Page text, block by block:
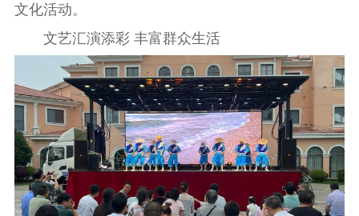
哲学社科
社科强省 工作通知
成果集萃
江苏文脉
资料下载
新闻宣传
主题宣传 对外宣传
新闻发布
记者之家
品牌栏目
文化活动。
文艺汇演添彩 丰富群众生活